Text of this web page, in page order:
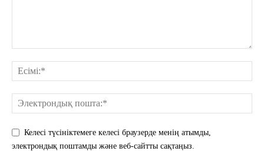
Келесі түсініктемеге келесі браузерде менің атымды,
электрондық поштамды және веб-сайтты сақтаңыз.